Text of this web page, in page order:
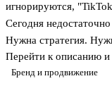
Бренд и продвижение
игнорируются,
Сегодня
Нужна стратегия.
продюсерский подход.
Светлана Ковалева —
Перейти к описанию и